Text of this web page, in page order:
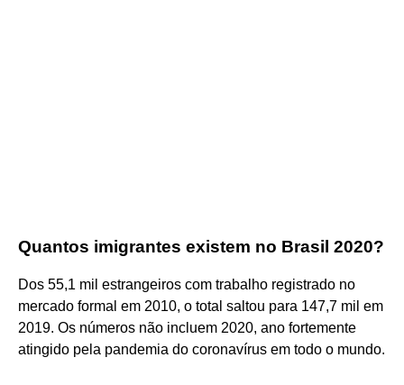
Quantos imigrantes existem no Brasil 2020?
Dos 55,1 mil estrangeiros com trabalho registrado no
mercado formal em 2010, o total saltou para 147,7 mil em
2019. Os números não incluem 2020, ano fortemente
atingido pela pandemia do coronavírus em todo o mundo.